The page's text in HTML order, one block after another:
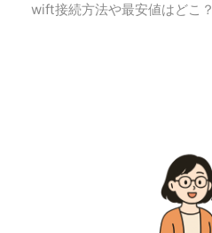
wift接続方法や最安値はどこ？